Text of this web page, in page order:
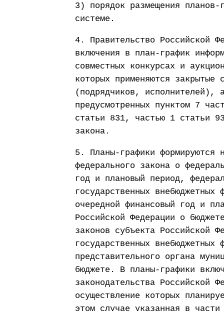
3) порядок размещения планов-
системе.
4. Правительство Российской
включения в план-график
совместных конкурсах и
которых применяются закрытые
(подрядчиков, исполнителей),
предусмотренных пунктом 7
статьи 831, частью 1 статьи
закона.
5. Планы-графики формируются
федерального закона о
год и плановый период,
государственных
очередной финансовый год и
Российской Федерации о
законов субъекта Российской
государственных
представительного органа
бюджете. В планы-графики
законодательства Российской
осуществление которых
этом случае указанная в